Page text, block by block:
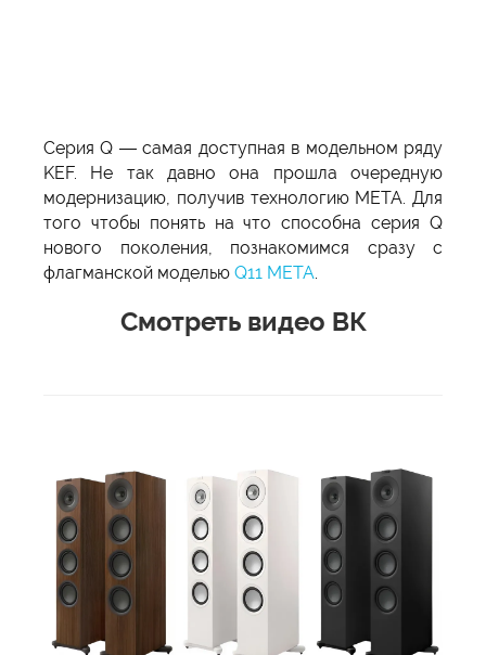
Серия Q — самая доступная в модельном ряду
KEF. Не так давно она прошла очередную
модернизацию, получив технологию МЕТА. Для
того чтобы понять на что способна серия Q
нового поколения, познакомимся сразу с
флагманской моделью Q11 МЕТА.
Смотреть видео ВК